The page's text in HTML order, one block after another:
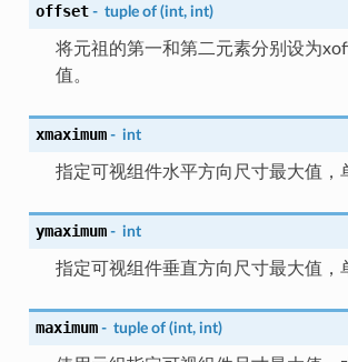
offset - tuple of (int, int)
将元祖的第一和第二元素分别设为
值。
xmaximum - int
指定可视组件水平方向尺寸最大值，
ymaximum - int
指定可视组件垂直方向尺寸最大值，
maximum - tuple of (int, int)